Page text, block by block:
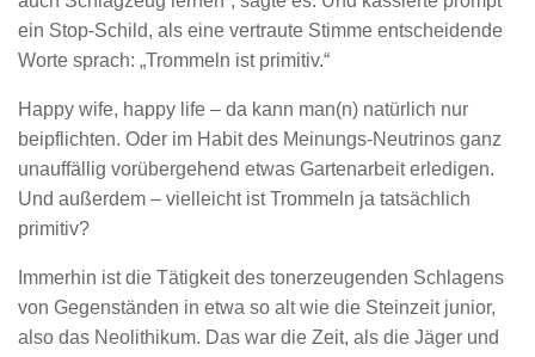
ein Stop-Schild, als eine vertraute Stimme entscheidende
Worte sprach: „Trommeln ist primitiv.“
Happy wife, happy life – da kann man(n) natürlich nur
beipflichten. Oder im Habit des Meinungs-Neutrinos ganz
unauffällig vorübergehend etwas Gartenarbeit erledigen.
Und außerdem – vielleicht ist Trommeln ja tatsächlich
primitiv?
Immerhin ist die Tätigkeit des tonerzeugenden Schlagens
von Gegenständen in etwa so alt wie die Steinzeit junior,
also das Neolithikum. Das war die Zeit, als die Jäger und